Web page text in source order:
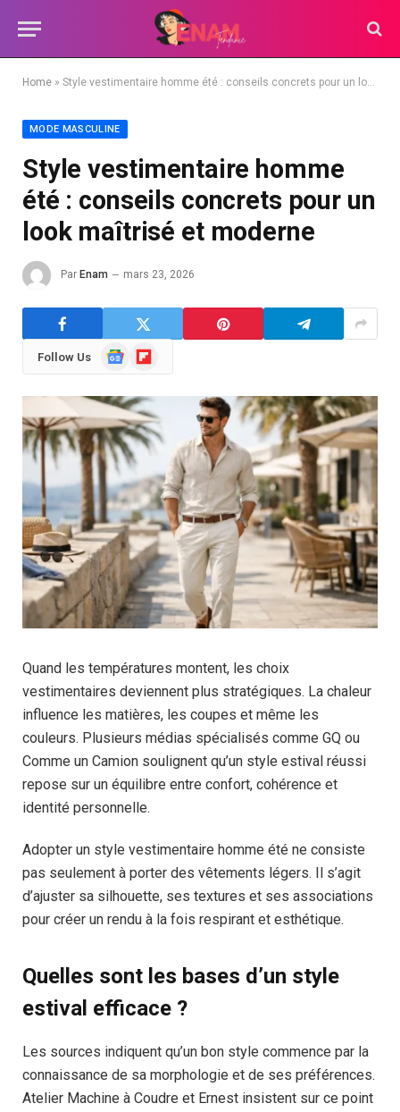
Home » Style vestimentaire homme été : conseils concrets pour un look maîtrisé et moderne
MODE MASCULINE
Style vestimentaire homme
été : conseils concrets pour un
look maîtrisé et moderne
Par Enam mars 23, 2026
Follow Us
GoogleFlipboard
Quand les températures montent, les choix
vestimentaires deviennent plus stratégiques. La chaleur
influence les matières, les coupes et même les
couleurs. Plusieurs médias spécialisés comme GQ ou
Comme un Camion soulignent qu’un style estival réussi
repose sur un équilibre entre confort, cohérence et
identité personnelle.
Adopter un style vestimentaire homme été ne consiste
pas seulement à porter des vêtements légers. Il s’agit
d’ajuster sa silhouette, ses textures et ses associations
pour créer un rendu à la fois respirant et esthétique.
Quelles sont les bases d’un style
estival efficace ?
Les sources indiquent qu’un bon style commence par la
connaissance de sa morphologie et de ses préférences.
Atelier Machine à Coudre et Ernest insistent sur ce point